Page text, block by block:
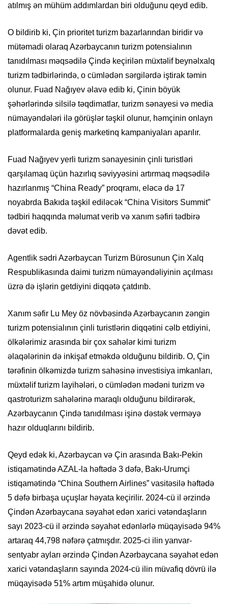
atılmış ən mühüm addımlardan biri olduğunu qeyd edib.
O bildirib ki, Çin prioritet turizm bazarlarından biridir və
mütəmadi olaraq Azərbaycanın turizm potensialının
tanıdılması məqsədilə Çində keçirilən müxtəlif beynəlxalq
turizm tədbirlərində, o cümlədən sərgilərdə iştirak təmin
olunur. Fuad Nağıyev əlavə edib ki, Çinin böyük
şəhərlərində silsilə təqdimatlar, turizm sənayesi və media
nümayəndələri ilə görüşlər təşkil olunur, həmçinin onlayn
platformalarda geniş marketinq kampaniyaları aparılır.
Fuad Nağıyev yerli turizm sənayesinin çinli turistləri
qarşılamaq üçün hazırlıq səviyyəsini artırmaq məqsədilə
hazırlanmış “China Ready” proqramı, eləcə də 17
noyabrda Bakıda təşkil ediləcək “China Visitors Summit”
tədbiri haqqında məlumat verib və xanım səfiri tədbirə
dəvət edib.
Agentlik sədri Azərbaycan Turizm Bürosunun Çin Xalq
Respublikasında daimi turizm nümayəndəliyinin açılması
üzrə də işlərin getdiyini diqqətə çatdırıb.
Xanım səfir Lu Mey öz növbəsində Azərbaycanın zəngin
turizm potensialının çinli turistlərin diqqətini cəlb etdiyini,
ölkələrimiz arasında bir çox sahələr kimi turizm
əlaqələrinin də inkişaf etməkdə olduğunu bildirib. O, Çin
tərəfinin ölkəmizdə turizm sahəsinə investisiya imkanları,
müxtəlif turizm layihələri, o cümlədən mədəni turizm və
qastroturizm sahələrinə maraqlı olduğunu bildirərək,
Azərbaycanın Çində tanıdılması işinə dəstək verməyə
hazır olduqlarını bildirib.
Qeyd edək ki, Azərbaycan və Çin arasında Bakı-Pekin
istiqamətində AZAL-la həftədə 3 dəfə, Bakı-Urumçi
istiqamətində “China Southern Airlines” vasitəsilə həftədə
5 dəfə birbaşa uçuşlar həyata keçirilir. 2024-cü il ərzində
Çindən Azərbaycana səyahət edən xarici vətəndaşların
sayı 2023-cü il ərzində səyahət edənlərlə müqayisədə 94%
artaraq 44,798 nəfərə çatmışdır. 2025-ci ilin yanvar-
sentyabr ayları ərzində Çindən Azərbaycana səyahət edən
xarici vətəndaşların sayında 2024-cü ilin müvafiq dövrü ilə
müqayisədə 51% artım müşahidə olunur.